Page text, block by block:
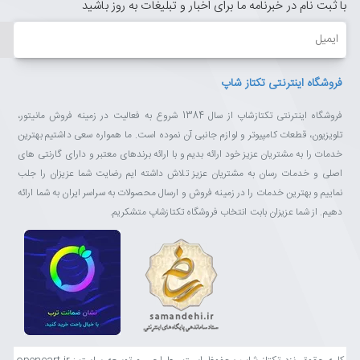
تکتازشاپ یعنی خرید با خیال راحت، انتخاب با اطمینان.
با ثبت نام در خبرنامه ما برای اخبار و تبلیغات به روز باشید
ایمیل
فروشگاه اینترنتی تکتاز شاپ
فروشگاه اینترنتی تکتازشاپ از سال 1384 شروع به فعالیت در زمینه فروش مانیتور،
تلویزیون، قطعات کامپیوتر و لوازم جانبی آن نموده است. ما همواره سعی داشتیم بهترین
خدمات را به مشتریان عزیز خود ارائه بدیم و با ارائه برندهای معتبر و دارای گارنتی های
اصلی و خدمات رسان به مشتریان عزیز تلاش داشته ایم رضایت شما عزیزان را جلب
نماییم و بهترین خدمات را در زمینه فروش و ارسال محصولات به سراسر ایران به شما ارائه
دهیم. از شما عزیزان بابت انتخاب فروشگاه تکتازشاپ متشکریم.